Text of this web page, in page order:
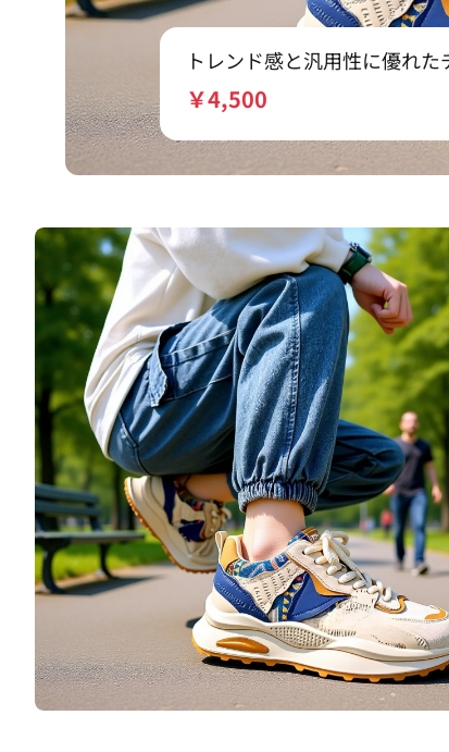
トレンド感と汎用性に優れ
カー
￥4,500